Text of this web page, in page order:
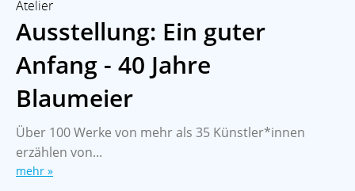
Atelier
Ausstellung: Ein guter
Anfang - 40 Jahre
Blaumeier
Über 100 Werke von mehr als 35 Künstler*innen
erzählen von...
mehr »